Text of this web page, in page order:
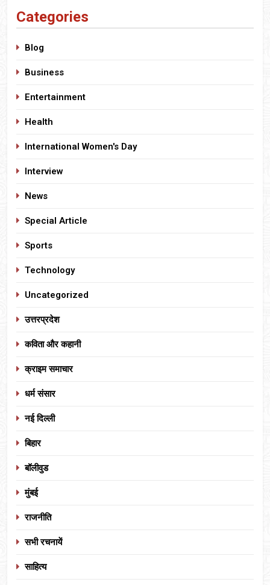
Categories
Blog
Business
Entertainment
Health
International Women's Day
Interview
News
Special Article
Sports
Technology
Uncategorized
उत्तरप्रदेश
कविता और कहानी
क्राइम समाचार
धर्म संसार
नई दिल्ली
बिहार
बॉलीवुड
मुंबई
राजनीति
सभी रचनायें
साहित्य